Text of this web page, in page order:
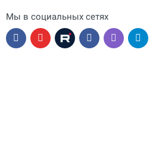
Мы в социальных сетях